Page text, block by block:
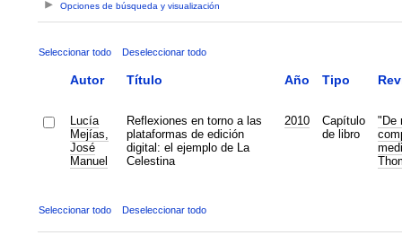
Opciones de búsqueda y visualización
Seleccionar todo Deseleccionar todo
Autor Título Año Tipo
Lucía
Mejías,
José
Manuel
Reflexiones en torno a las
plataformas de edición
digital: el ejemplo de La
Celestina
2010
Capítulo
de libro
"De
Seleccionar todo Deseleccionar todo